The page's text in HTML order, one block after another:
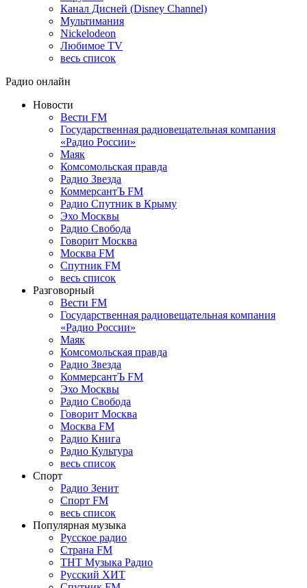
Канал Дисней (Disney Channel)
Мультимания
Nickelodeon
Любимое TV
весь список
Радио онлайн
Новости
Вести FM
Государственная радиовещательная компания
«Радио России»
Маяк
Комсомольская правда
Радио Звезда
КоммерсантЪ FM
Радио Спутник в Крыму
Эхо Москвы
Радио Свобода
Говорит Москва
Москва FM
Спутник FM
весь список
Разговорный
Вести FM
Государственная радиовещательная компания
«Радио России»
Маяк
Комсомольская правда
Радио Звезда
КоммерсантЪ FM
Эхо Москвы
Радио Свобода
Говорит Москва
Москва FM
Радио Книга
Радио Культура
весь список
Спорт
Радио Зенит
Спорт FM
весь список
Популярная музыка
Русское радио
Страна FM
ТНТ Музыка Радио
Русский ХИТ